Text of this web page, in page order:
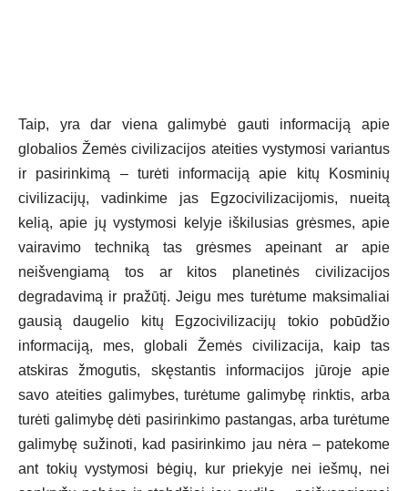
Taip, yra dar viena galimybė gauti informaciją apie
globalios Žemės civilizacijos ateities vystymosi variantus
ir pasirinkimą – turėti informaciją apie kitų Kosminių
civilizacijų, vadinkime jas Egzocivilizacijomis, nueitą
kelią, apie jų vystymosi kelyje iškilusias grėsmes, apie
vairavimo techniką tas grėsmes apeinant ar apie
neišvengiamą tos ar kitos planetinės civilizacijos
degradavimą ir pražūtį. Jeigu mes turėtume maksimaliai
gausią daugelio kitų Egzocivilizacijų tokio pobūdžio
informaciją, mes, globali Žemės civilizacija, kaip tas
atskiras žmogutis, skęstantis informacijos jūroje apie
savo ateities galimybes, turėtume galimybę rinktis, arba
turėti galimybę dėti pasirinkimo pastangas, arba turėtume
galimybę sužinoti, kad pasirinkimo jau nėra – patekome
ant tokių vystymosi bėgių, kur priekyje nei iešmų, nei